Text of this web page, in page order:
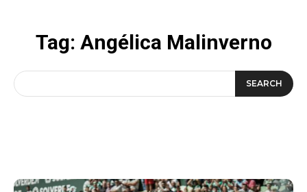
Tag: Angélica Malinverno
SEARCH